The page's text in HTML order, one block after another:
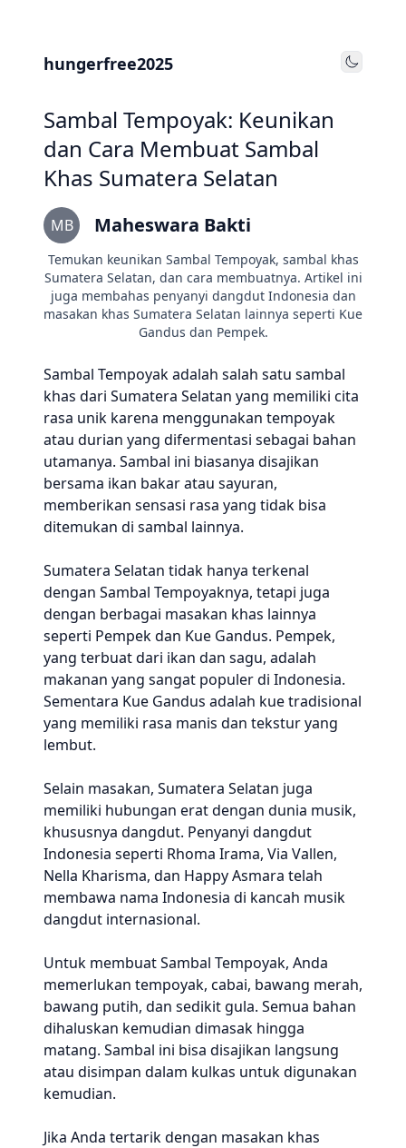
hungerfree2025 Toggle
Sambal Tempoyak: Keunikan
dan Cara Membuat Sambal
Khas Sumatera Selatan
MB Maheswara Bakti
Temukan keunikan Sambal Tempoyak, sambal khas
Sumatera Selatan, dan cara membuatnya. Artikel ini
juga membahas penyanyi dangdut Indonesia dan
masakan khas Sumatera Selatan lainnya seperti Kue
Gandus dan Pempek.
Sambal Tempoyak adalah salah satu sambal
khas dari Sumatera Selatan yang memiliki cita
rasa unik karena menggunakan tempoyak
atau durian yang difermentasi sebagai bahan
utamanya. Sambal ini biasanya disajikan
bersama ikan bakar atau sayuran,
memberikan sensasi rasa yang tidak bisa
ditemukan di sambal lainnya.
Sumatera Selatan tidak hanya terkenal
dengan Sambal Tempoyaknya, tetapi juga
dengan berbagai masakan khas lainnya
seperti Pempek dan Kue Gandus. Pempek,
yang terbuat dari ikan dan sagu, adalah
makanan yang sangat populer di Indonesia.
Sementara Kue Gandus adalah kue tradisional
yang memiliki rasa manis dan tekstur yang
lembut.
Selain masakan, Sumatera Selatan juga
memiliki hubungan erat dengan dunia musik,
khususnya dangdut. Penyanyi dangdut
Indonesia seperti Rhoma Irama, Via Vallen,
Nella Kharisma, dan Happy Asmara telah
membawa nama Indonesia di kancah musik
dangdut internasional.
Untuk membuat Sambal Tempoyak, Anda
memerlukan tempoyak, cabai, bawang merah,
bawang putih, dan sedikit gula. Semua bahan
dihaluskan kemudian dimasak hingga
matang. Sambal ini bisa disajikan langsung
atau disimpan dalam kulkas untuk digunakan
kemudian.
Jika Anda tertarik dengan masakan khas